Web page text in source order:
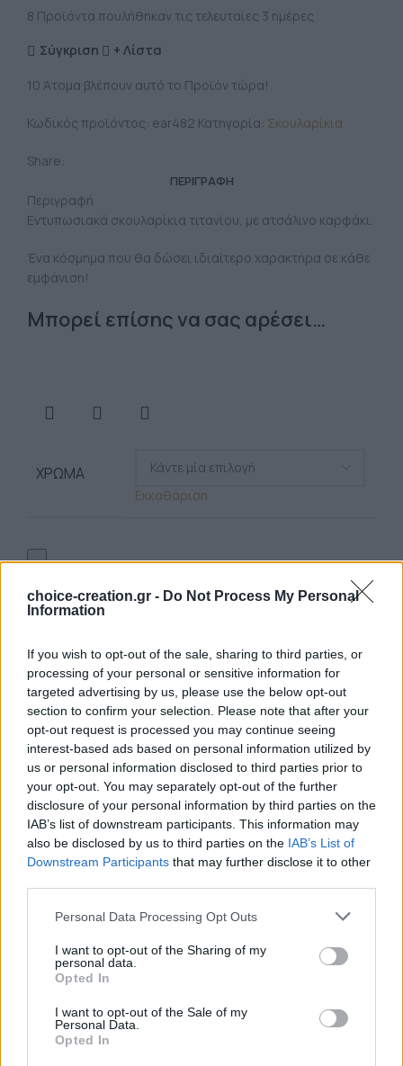
choice-creation.gr - Do Not Process My Personal
Information
If you wish to opt-out of the sale, sharing to third parties, or
processing of your personal or sensitive information for
targeted advertising by us, please use the below opt-out
section to confirm your selection. Please note that after your
opt-out request is processed you may continue seeing
interest-based ads based on personal information utilized by
us or personal information disclosed to third parties prior to
your opt-out. You may separately opt-out of the further
disclosure of your personal information by third parties on the
IAB’s list of downstream participants. This information may
also be disclosed by us to third parties on the IAB’s List of
Downstream Participants that may further disclose it to other
Personal Data Processing Opt Outs
I want to opt-out of the Sharing of my
personal data.
Opted In
I want to opt-out of the Sale of my
Personal Data.
Opted In
8 Προϊόντα πουλήθηκαν τις τελευταίες 3 ημέρες
Σύγκριση + Λίστα
10 Άτομα βλέπουν αυτό το Προϊόν τώρα!
Κωδικός προϊόντος: ear482 Κατηγορία: Σκουλαρίκια
Share:
ΠΕΡΙΓΡΑΦΉ
Περιγραφή
Εντυπωσιακά σκουλαρίκια τιτανίου, με ατσάλινο καρφάκι.
Ένα κόσμημα που θα δώσει ιδιαίτερο χαρακτήρα σε κάθε
εμφάνιση!
Μπορεί επίσης να σας αρέσει…
ΧΡΏΜΑ
Εκκαθάριση
ΠΡΟΣΘΉΚΗ ΣΤΟ ΚΑΛΆΘΙ
Εντυπωσιακό βραχιόλι τιτανίου με κορδόνια
Διαθέσιμα Χρώματα: 2
Βραχιόλια
Κωδικός:brac482
Σύνδεση για να δείτε τις τιμές
ΧΡΏΜΑ
Εκκαθάριση